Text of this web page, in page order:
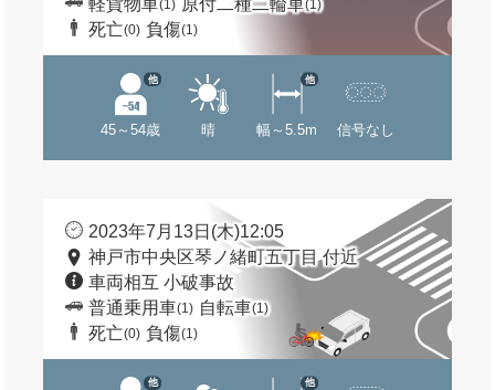
軽貨物車(1) 原付二種二輪車(1)
死亡(0) 負傷(1)
45～54歳
他
晴 幅～5.5m
他
信号なし
2023年7月13日(木)12:05
神戸市中央区琴ノ緒町五丁目 付近
車両相互 小破事故
普通乗用車(1) 自転車(1)
死亡(0) 負傷(1)
他 他